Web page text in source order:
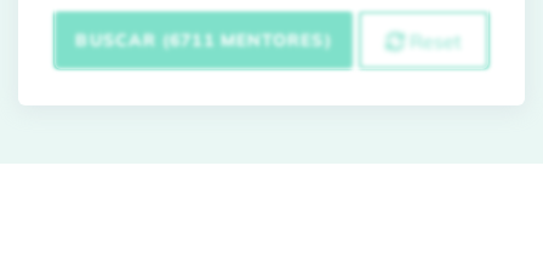
BUSCAR (6711 MENTORES) Reset